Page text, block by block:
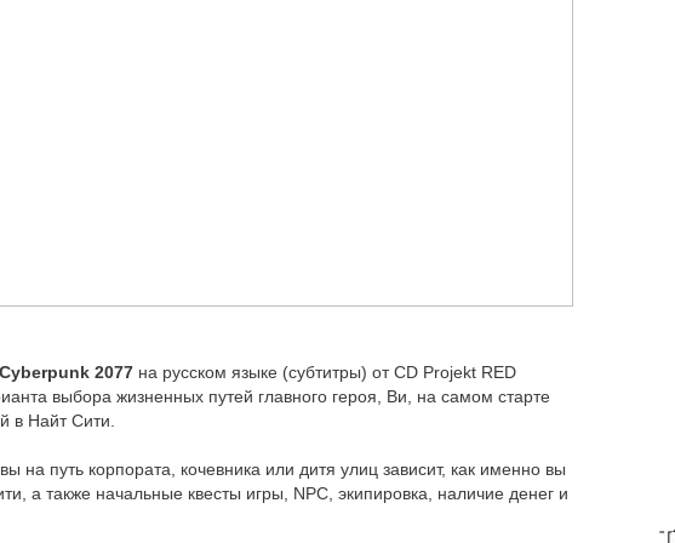
Cyberpunk 2077 на русском языке (субтитры) от CD Projekt RED
выбора жизненных путей главного героя, Ви, на самом старте
в Найт Сити.
на путь корпората, кочевника или дитя улиц зависит, как именно вы
а также начальные квесты игры, NPC, экипировка, наличие денег и